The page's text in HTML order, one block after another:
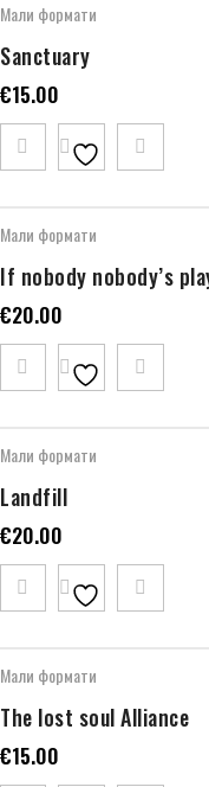
Мали формати
Sanctuary
€15.00
Мали формати
If nobody nobody’s
€20.00
Мали формати
Landfill
€20.00
Мали формати
The lost soul Alliance
€15.00